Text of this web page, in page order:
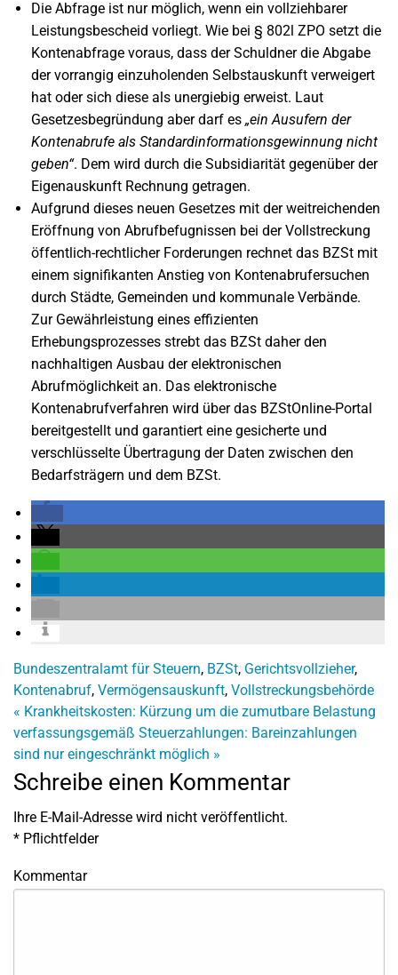
Die Abfrage ist nur möglich, wenn ein vollziehbarer
Leistungsbescheid vorliegt. Wie bei § 802l ZPO setzt die
Kontenabfrage voraus, dass der Schuldner die Abgabe
der vorrangig einzuholenden Selbstauskunft verweigert
hat oder sich diese als unergiebig erweist. Laut
Gesetzesbegründung aber darf es „ein Ausufern der
Kontenabrufe als Standardinformationsgewinnung nicht
geben“. Dem wird durch die Subsidiarität gegenüber der
Eigenauskunft Rechnung getragen.
Aufgrund dieses neuen Gesetzes mit der weitreichenden
Eröffnung von Abrufbefugnissen bei der Vollstreckung
öffentlich-rechtlicher Forderungen rechnet das BZSt mit
einem signifikanten Anstieg von Kontenabrufersuchen
durch Städte, Gemeinden und kommunale Verbände.
Zur Gewährleistung eines effizienten
Erhebungsprozesses strebt das BZSt daher den
nachhaltigen Ausbau der elektronischen
Abrufmöglichkeit an. Das elektronische
Kontenabrufverfahren wird über das BZStOnline-Portal
bereitgestellt und garantiert eine gesicherte und
verschlüsselte Übertragung der Daten zwischen den
Bedarfsträgern und dem BZSt.
Bundeszentralamt für Steuern, BZSt, Gerichtsvollzieher,
Kontenabruf, Vermögensauskunft, Vollstreckungsbehörde
« Krankheitskosten: Kürzung um die zumutbare Belastung
verfassungsgemäß Steuerzahlungen: Bareinzahlungen
sind nur eingeschränkt möglich »
Schreibe einen Kommentar
Ihre E-Mail-Adresse wird nicht veröffentlicht.
* Pflichtfelder
Kommentar